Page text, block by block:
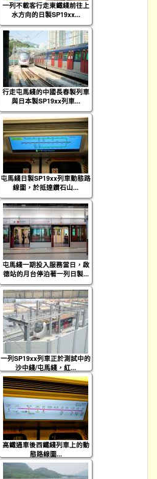
一列不載客行走東鐵綫前往上
水方向的日製SP19xx...
行走屯馬綫的中國長春製列車
與日本製SP19xx列車...
屯馬綫日製SP19xx列車動態路
線圖，於抵達鑽石山...
屯馬綫一期投入服務當日，啟
德站的月台停泊著一列日製...
一列SP19xx列車正於測試中的
沙中綫/屯馬綫，紅...
高鐵通車後西鐵綫列車上的動
態路線圖...